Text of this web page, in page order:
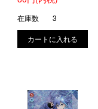
在庫数 3